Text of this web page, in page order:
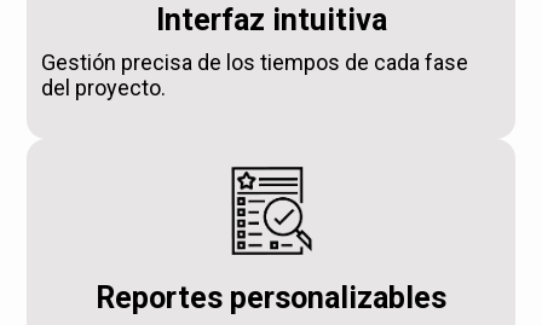
Interfaz intuitiva
Gestión precisa de los tiempos de cada fase
del proyecto.
Reportes personalizables